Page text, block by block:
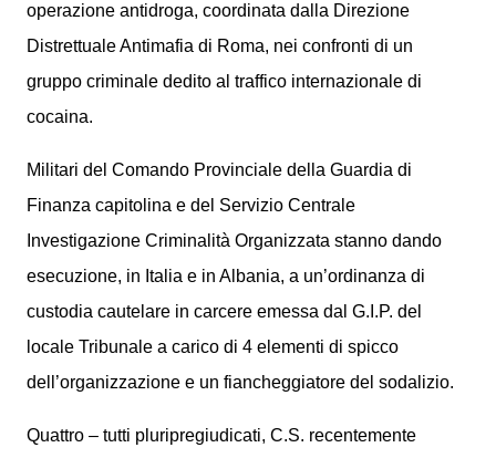
operazione antidroga, coordinata dalla Direzione
Distrettuale Antimafia di Roma, nei confronti di un
gruppo criminale dedito al traffico internazionale di
cocaina.
Militari del Comando Provinciale della Guardia di
Finanza capitolina e del Servizio Centrale
Investigazione Criminalità Organizzata stanno dando
esecuzione, in Italia e in Albania, a un’ordinanza di
custodia cautelare in carcere emessa dal G.I.P. del
locale Tribunale a carico di 4 elementi di spicco
dell’organizzazione e un fiancheggiatore del sodalizio.
Quattro – tutti pluripregiudicati, C.S. recentemente